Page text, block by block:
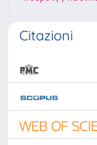
Citazioni